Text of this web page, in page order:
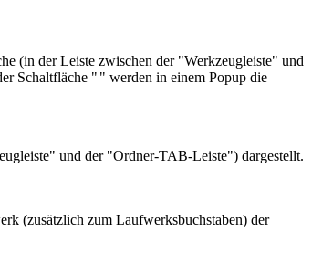
(in der Leiste zwischen der "Werkzeugleiste" und
Schaltfläche " " werden in einem Popup die
und der "Ordner-TAB-Leiste") dargestellt.
(zusätzlich zum Laufwerksbuchstaben) der